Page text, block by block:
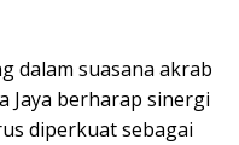
dalam suasana akrab
Jaya berharap sinergi
diperkuat sebagai